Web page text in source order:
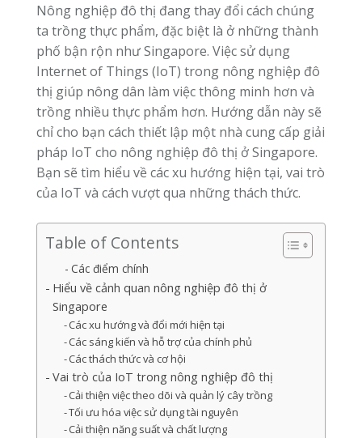
Nông nghiệp đô thị đang thay đổi cách chúng
ta trồng thực phẩm, đặc biệt là ở những thành
phố bận rộn như Singapore. Việc sử dụng
Internet of Things (IoT) trong nông nghiệp đô
thị giúp nông dân làm việc thông minh hơn và
trồng nhiều thực phẩm hơn. Hướng dẫn này sẽ
chỉ cho bạn cách thiết lập một nhà cung cấp giải
pháp IoT cho nông nghiệp đô thị ở Singapore.
Bạn sẽ tìm hiểu về các xu hướng hiện tại, vai trò
của IoT và cách vượt qua những thách thức.
Table of Contents
Các điểm chính
Hiểu về cảnh quan nông nghiệp đô thị ở
Singapore
Các xu hướng và đổi mới hiện tại
Các sáng kiến và hỗ trợ của chính phủ
Các thách thức và cơ hội
Vai trò của IoT trong nông nghiệp đô thị
Cải thiện việc theo dõi và quản lý cây trồng
Tối ưu hóa việc sử dụng tài nguyên
Cải thiện năng suất và chất lượng